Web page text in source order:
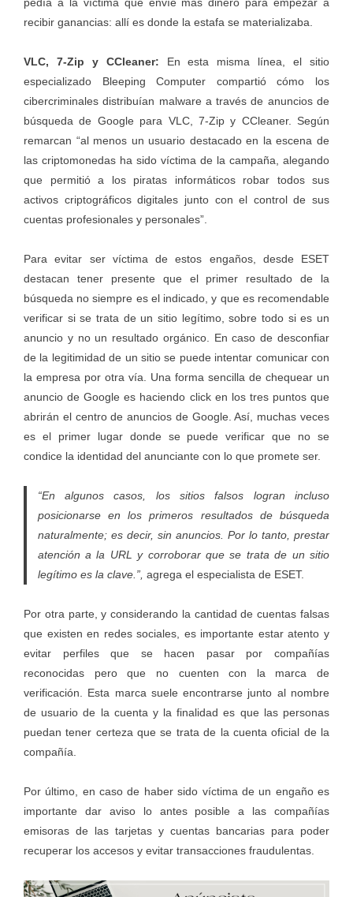
pedía a la víctima que envíe más dinero para empezar a
recibir ganancias: allí es donde la estafa se materializaba.
VLC, 7-Zip y CCleaner: En esta misma línea, el sitio
especializado Bleeping Computer compartió cómo los
cibercriminalesdistribuían malware a través de anuncios de
búsqueda de Google para VLC, 7-Zip y CCleaner. Según
remarcan “al menos un usuario destacado en la escena de
las criptomonedas ha sido víctima de la campaña, alegando
que permitió a los piratas informáticos robar todos sus
activos criptográficos digitales junto con el control de sus
cuentas profesionales y personales”.
Para evitar ser víctima de estos engaños, desde ESET
destacan tener presente que el primer resultado de la
búsqueda no siempre es el indicado, y que es recomendable
verificar si se trata de un sitio legítimo, sobre todo si es un
anuncio y no un resultado orgánico. En caso de desconfiar
de la legitimidad de un sitio se puede intentar comunicar con
la empresa por otra vía. Una forma sencilla de chequear un
anuncio de Google es haciendo click en los tres puntos que
abrirán el centro de anuncios de Google. Así, muchas veces
es el primer lugar donde se puede verificar que no se
condice la identidad del anunciante con lo que promete ser.
“En algunos casos, los sitios falsos logran incluso
posicionarse en los primeros resultados de búsqueda
naturalmente; es decir, sin anuncios. Por lo tanto, prestar
atención a la URL y corroborar que se trata de un sitio
legítimo es la clave.”, agrega el especialista de ESET.
Por otra parte, y considerando la cantidad de cuentas falsas
que existen en redes sociales, es importante estar atento y
evitar perfiles que se hacen pasar por compañías
reconocidas pero que no cuenten con la marca de
verificación. Esta marca suele encontrarse junto al nombre
de usuario de la cuenta y la finalidad es que las personas
puedan tener certeza que se trata de la cuenta oficial de la
compañía.
Por último, en caso de haber sido víctima de un engaño es
importante dar aviso lo antes posible a las compañías
emisoras de las tarjetas y cuentas bancarias para poder
recuperar los accesos y evitar transacciones fraudulentas.